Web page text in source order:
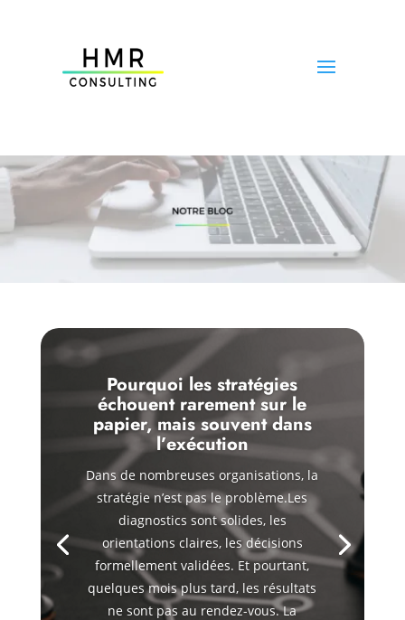
Pourquoi les stratégies
échouent rarement sur le
papier, mais souvent dans
l’exécution
Dans de nombreuses organisations, la
stratégie n’est pas le problème.Les
diagnostics sont solides, les
orientations claires, les décisions
formellement validées. Et pourtant,
quelques mois plus tard, les résultats
ne sont pas au rendez-vous. La